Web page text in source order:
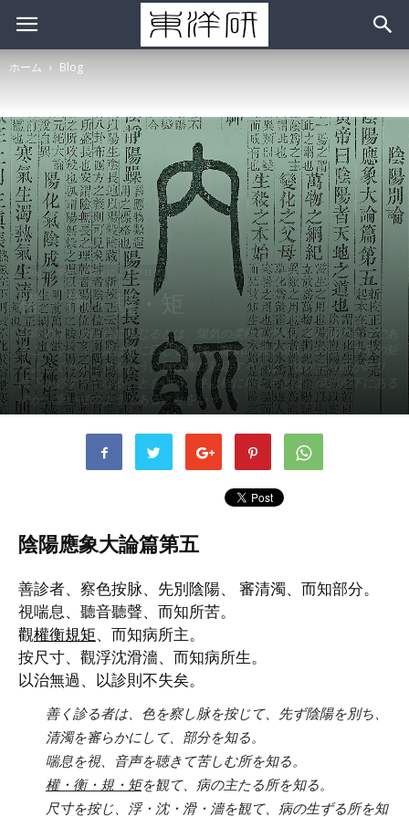
ホーム Blog
Blog 学生･研究生によるブログ
權・衡・規・矩
馬蒔の説「春は規に応じるとは、陽気の柔軟なのが、丸い規のようであ
ることをいう。夏は矩に応じるとは、陽気の強く盛んなのが、方形の矩
のようであることをいう。秋は衡に対応するとは、陰が昇り陽が降り、
高下が必ず平となることをいう。冬は權に応じるとは、陽気が下にある
のが、重い權のようであることをいう。』
陰陽應象大論篇第五
善診者、察色按脉、先別陰陽、 審清濁、而知部分。
視喘息、聽音聽聲、而知所苦。
觀權衡規矩、而知病所主。
按尺寸、觀浮沈滑濇、而知病所生。
以治無過、以診則不失矣。
善く診る者は、色を察し脉を按じて、先ず陰陽を別ち、
清濁を審らかにして、部分を知る。
喘息を視、音声を聴きて苦しむ所を知る。
權・衡・規・矩を観て、病の主たる所を知る。
尺寸を按じ、浮・沈・滑・濇を観て、病の生ずる所を知